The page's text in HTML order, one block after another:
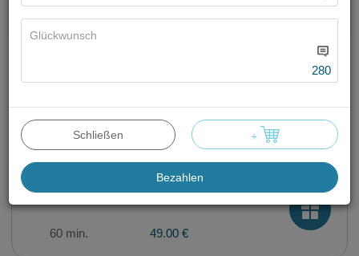
Turime6pasiūlymų
Ultraschall
60 min. 49.00 €
Feuchtigkeitsspendende Prozedur
60 min. 49.00 €
280
Schließen +
Bezahlen